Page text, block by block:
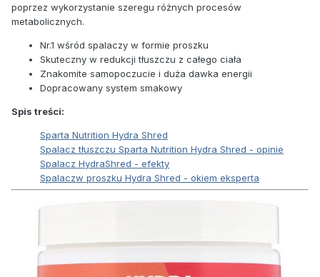
poprzez wykorzystanie szeregu różnych procesów
metabolicznych.
Nr.1 wśród spalaczy w formie proszku
Skuteczny w redukcji tłuszczu z całego ciała
Znakomite samopoczucie i duża dawka energii
Dopracowany system smakowy
Spis treści:
Sparta Nutrition Hydra Shred
Spalacz tłuszczu Sparta Nutrition Hydra Shred - opinie
Spalacz HydraShred - efekty
Spalaczw proszku Hydra Shred - okiem eksperta